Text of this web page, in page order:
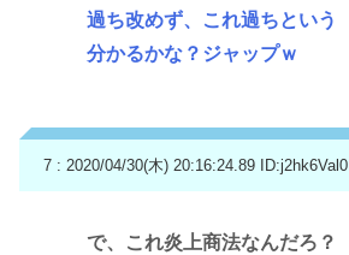
過ち改めず、これ過ちという
分かるかな？ジャップｗ
7 : 2020/04/30(木) 20:16:24.89 ID:j2hk6Val0
で、これ炎上商法なんだろ？